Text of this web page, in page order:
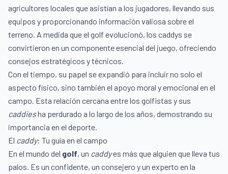
agricultores locales que asistían a los jugadores, llevando sus
equipos y proporcionando información valiosa sobre el
terreno. A medida que el golf evolucionó, los caddys se
convirtieron en un componente esencial del juego, ofreciendo
consejos estratégicos y técnicos.
Con el tiempo, su papel se expandió para incluir no solo el
aspecto físico, sino también el apoyo moral y emocional en el
campo. Esta relación cercana entre los golfistas y sus
caddiesha perdurado a lo largo de los años, demostrando su
importancia en el deporte.
El caddy: Tu guía en el campo
En el mundo del golf, un caddyes más que alguien que lleva tus
palos. Es un confidente, un consejero y un experto en la